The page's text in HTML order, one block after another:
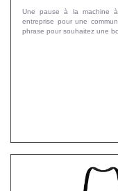
Une pause à la machine
entreprise pour une
phrase pour souhaitez une